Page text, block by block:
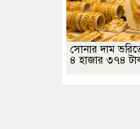
সোনার দাম
৪ হাজার ৩৭৪